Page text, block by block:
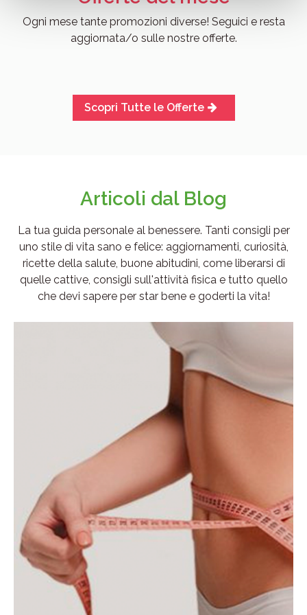
Ogni mese tante promozioni diverse! Seguici e resta
aggiornata/o sulle nostre offerte.
Scopri Tutte le Offerte
Articoli dal Blog
La tua guida personale al benessere. Tanti consigli per
uno stile di vita sano e felice: aggiornamenti, curiosità,
ricette della salute, buone abitudini, come liberarsi di
quelle cattive, consigli sull'attività fisica e tutto quello
che devi sapere per star bene e goderti la vita!